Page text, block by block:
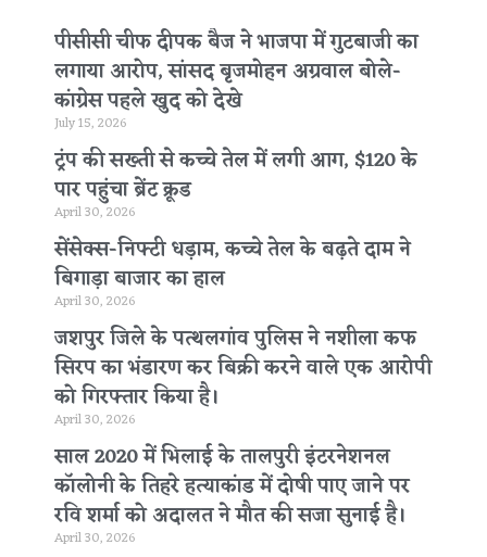
पीसीसी चीफ दीपक बैज ने भाजपा में गुटबाजी का
लगाया आरोप, सांसद बृजमोहन अग्रवाल बोले-
कांग्रेस पहले खुद को देखे
July 15, 2026
ट्रंप की सख्ती से कच्चे तेल में लगी आग, $120 के
पार पहुंचा ब्रेंट क्रूड
April 30, 2026
सेंसेक्स-निफ्टी धड़ाम, कच्चे तेल के बढ़ते दाम ने
बिगाड़ा बाजार का हाल
April 30, 2026
जशपुर जिले के पत्थलगांव पुलिस ने नशीला कफ
सिरप का भंडारण कर बिक्री करने वाले एक आरोपी
को गिरफ्तार किया है।
April 30, 2026
साल 2020 में भिलाई के तालपुरी इंटरनेशनल
कॉलोनी के तिहरे हत्याकांड में दोषी पाए जाने पर
रवि शर्मा को अदालत ने मौत की सजा सुनाई है।
April 30, 2026